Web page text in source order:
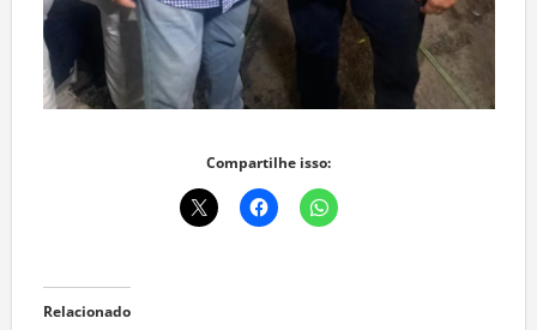
Compartilhe isso:
Relacionado